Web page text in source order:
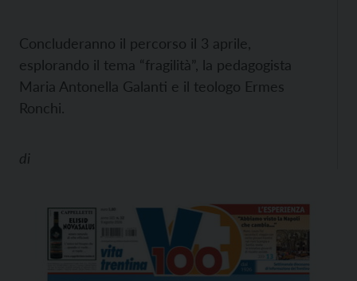
Concluderanno il percorso il 3 aprile,
esplorando il tema “fragilità”, la pedagogista
Maria Antonella Galanti e il teologo Ermes
Ronchi.
di